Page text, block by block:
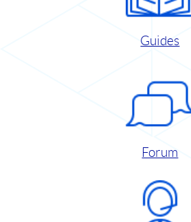
Guides
Forum